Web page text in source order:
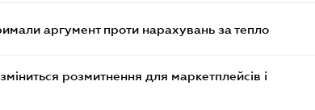
аргумент проти нарахувань за тепло
розмитнення для маркетплейсів і